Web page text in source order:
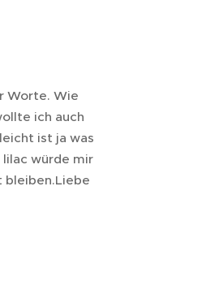
Worte. Wie
ich auch
ist ja was
lilac würde mir
bleiben.Liebe